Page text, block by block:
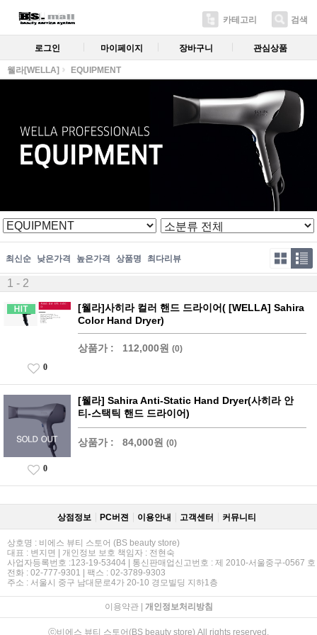
카테고리 검색
로그인 마이페이지 장바구니 관심상품
웰라[WELLA] EQUIPMENT
최신순 낮은가격 높은가격 상품명 최다리뷰
1 - 2
[웰라]사히라 컬러 핸드 드라이어( [WELLA] Sahira
Color Hand Dryer)
상품가 : 112,000원 (0)
0
[웰라] Sahira Anti-Static Hand Dryer(사히라 안
티-스택틱 핸드 드라이어)
상품가 : 84,000원 (0)
0
상점정보 PC버젼 이용안내 고객센터 커뮤니티
상호명 : 비에스 뷰티 스토어 (BS beauty store)
대표 : 변지면 | 개인정보 보호 책임자 : 전현숙
사업자등록번호 :123-19-53404 | 통신판매업신고번호 : 제 2010-서울중구-0567 호
전화 : 02-777-9301 | 팩스 : 02-3789-9303
주소 : 서울시 중구 남대문로4가 20-10 경모빌딩 지하1층
이용약관| 개인정보처리방침
ⓒ비에스 뷰티 스토어(BS beauty store) All rights reserved.